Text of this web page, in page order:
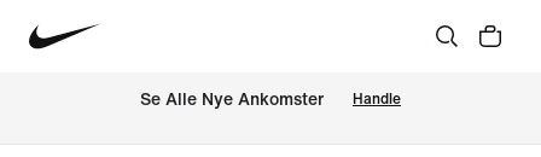
Se Alle Nye Ankomster Handle